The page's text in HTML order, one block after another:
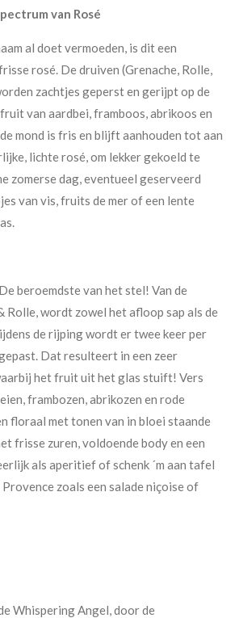
van Rosé
al doet vermoeden, is dit een
rosé. De druiven (Grenache, Rolle,
zachtjes geperst en gerijpt op de
van aardbei, framboos, abrikoos en
mond is fris en blijft aanhouden tot aan
lichte rosé, om lekker gekoeld te
zomerse dag, eventueel geserveerd
van vis, fruits de mer of een lente
De beroemdste van het stel! Van de
Rolle, wordt zowel het afloop sap als de
de rijping wordt er twee keer per
Dat resulteert in een zeer
het fruit uit het glas stuift! Vers
frambozen, abrikozen en rode
floraal met tonen van in bloei staande
frisse zuren, voldoende body en een
als aperitief of schenk ´m aan tafel
zoals een salade niçoise of
Whispering Angel, door de